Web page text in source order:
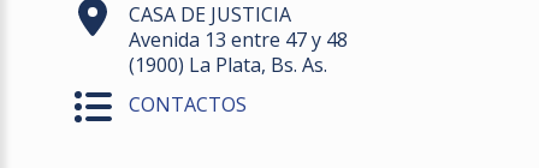
CASA DE JUSTICIA
Avenida 13 entre 47 y 48
(1900) La Plata, Bs. As.
CONTACTOS